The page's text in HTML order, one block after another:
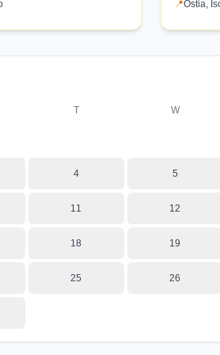
gustare
📍Ostia,
T W
4 5
11 12
18 19
25 26